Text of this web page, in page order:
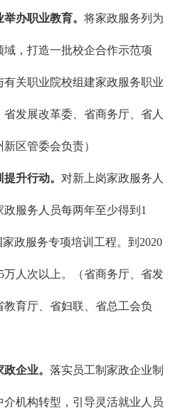
办职业教育。 将家政服务列为
，打造一批校企合作示范项
有关职业院校组建家政服务职业
发展改革委、省商务厅、省人
区管委会负责）
升行动。 对新上岗家政服务人
服务人员每两年至少得到1
政服务专项培训工程。到2020
万人次以上。（省商务厅、省发
育厅、省妇联、省总工会负
企业。 落实员工制家政企业制
机构转型，引导灵活就业人员